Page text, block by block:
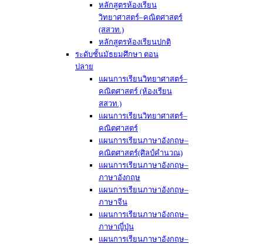
หลักสูตรห้องเรียน
วิทยาศาสตร์–คณิตศาสตร์
(สสวท.)
หลักสูตรห้องเรียนปกติ
ระดับชั้นมัธยมศึกษา ตอน
ปลาย
แผนการเรียนวิทยาศาสตร์–
คณิตศาสตร์ (ห้องเรียน
สสวท.)
แผนการเรียนวิทยาศาสตร์–
คณิตศาสตร์
แผนการเรียนภาษาอังกฤษ–
คณิตศาสตร์(ศิลป์คำนวณ)
แผนการเรียนภาษาอังกฤษ–
ภาษาอังกฤษ
แผนการเรียนภาษาอังกฤษ–
ภาษาจีน
แผนการเรียนภาษาอังกฤษ–
ภาษาญี่ปุ่น
แผนการเรียนภาษาอังกฤษ–